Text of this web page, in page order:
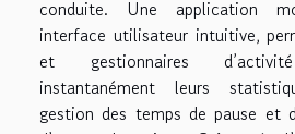
conduite. Une application
interface utilisateur intuitive,
et gestionnaires
instantanément leurs
gestion des temps de pause et